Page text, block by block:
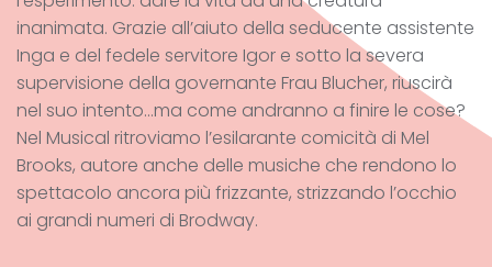
inanimata. Grazie all’aiuto della seducente assistente
Inga e del fedele servitore Igor e sotto la severa
supervisione della governante Frau Blucher, riuscirà
nel suo intento…ma come andranno a finire le cose?
Nel Musical ritroviamo l’esilarante comicità di Mel
Brooks, autore anche delle musiche che rendono lo
spettacolo ancora più frizzante, strizzando l’occhio
ai grandi numeri di Brodway.